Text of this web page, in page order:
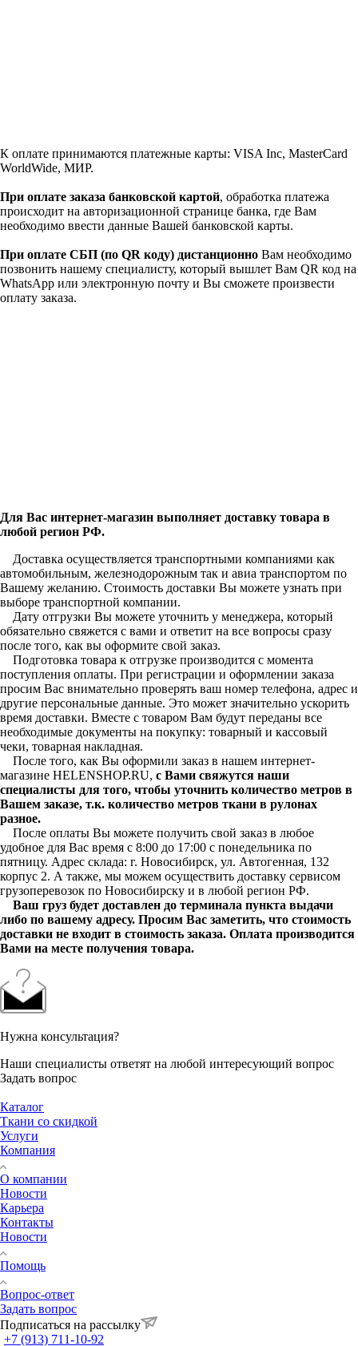
К оплате принимаются платежные карты: VISA Inc, MasterCard
WorldWide, МИР.
При оплате заказа банковской картой, обработка платежа
происходит на авторизационной странице банка, где Вам
необходимо ввести данные Вашей банковской карты.
При оплате СБП (по QR коду) дистанционно Вам необходимо
позвонить нашему специалисту, который вышлет Вам QR код на
WhatsApp или электронную почту и Вы сможете произвести
оплату заказа.
Для Вас интернет-магазин выполняет доставку товара в
любой регион РФ.
Доставка осуществляется транспортными компаниями как
автомобильным, железнодорожным так и авиа транспортом по
Вашему желанию. Стоимость доставки Вы можете узнать при
выборе транспортной компании.
Дату отгрузки Вы можете уточнить у менеджера, который
обязательно свяжется с вами и ответит на все вопросы сразу
после того, как вы оформите свой заказ.
Подготовка товара к отгрузке производится с момента
поступления оплаты. При регистрации и оформлении заказа
просим Вас внимательно проверять ваш номер телефона, адрес и
другие персональные данные. Это может значительно ускорить
время доставки. Вместе с товаром Вам будут переданы все
необходимые документы на покупку: товарный и кассовый
чеки, товарная накладная.
После того, как Вы оформили заказ в нашем интернет-
магазине HELENSHOP.RU, с Вами свяжутся наши
специалисты для того, чтобы уточнить количество метров в
Вашем заказе, т.к. количество метров ткани в рулонах
разное.
После оплаты Вы можете получить свой заказ в любое
удобное для Вас время с 8:00 до 17:00 с понедельника по
пятницу. Адрес склада: г. Новосибирск, ул. Автогенная, 132
корпус 2. А также, мы можем осуществить доставку сервисом
грузоперевозок по Новосибирску и в любой регион РФ.
Ваш груз будет доставлен до терминала пункта выдачи
либо по вашему адресу. Просим Вас заметить, что стоимость
доставки не входит в стоимость заказа. Оплата производится
Вами на месте получения товара.
Нужна консультация?
Наши специалисты ответят на любой интересующий вопрос
Задать вопрос
Каталог
Ткани со скидкой
Услуги
Компания
О компании
Новости
Карьера
Контакты
Новости
Помощь
Вопрос-ответ
Задать вопрос
Подписаться на рассылку
+7 (913) 711-10-92